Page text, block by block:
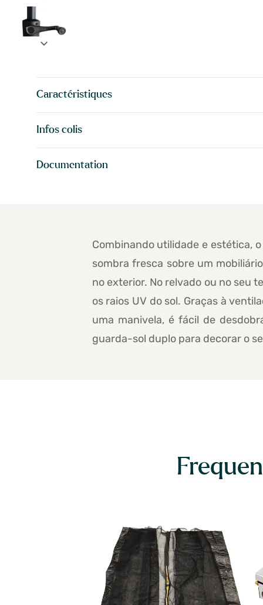
expand_more
Caractéristiques
Infos colis
Documentation
Combinando utilidade e estética,
sombra fresca sobre um
no exterior. No relvado ou no seu
os raios UV do sol. Graças à
uma manivela, é fácil de
guarda-sol duplo para decorar o